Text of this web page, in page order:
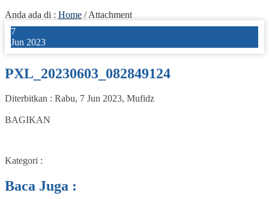
Anda ada di : Home / Attachment
7
Jun 2023
PXL_20230603_082849124
Diterbitkan : Rabu, 7 Jun 2023, Mufidz
BAGIKAN
Kategori :
Baca Juga :